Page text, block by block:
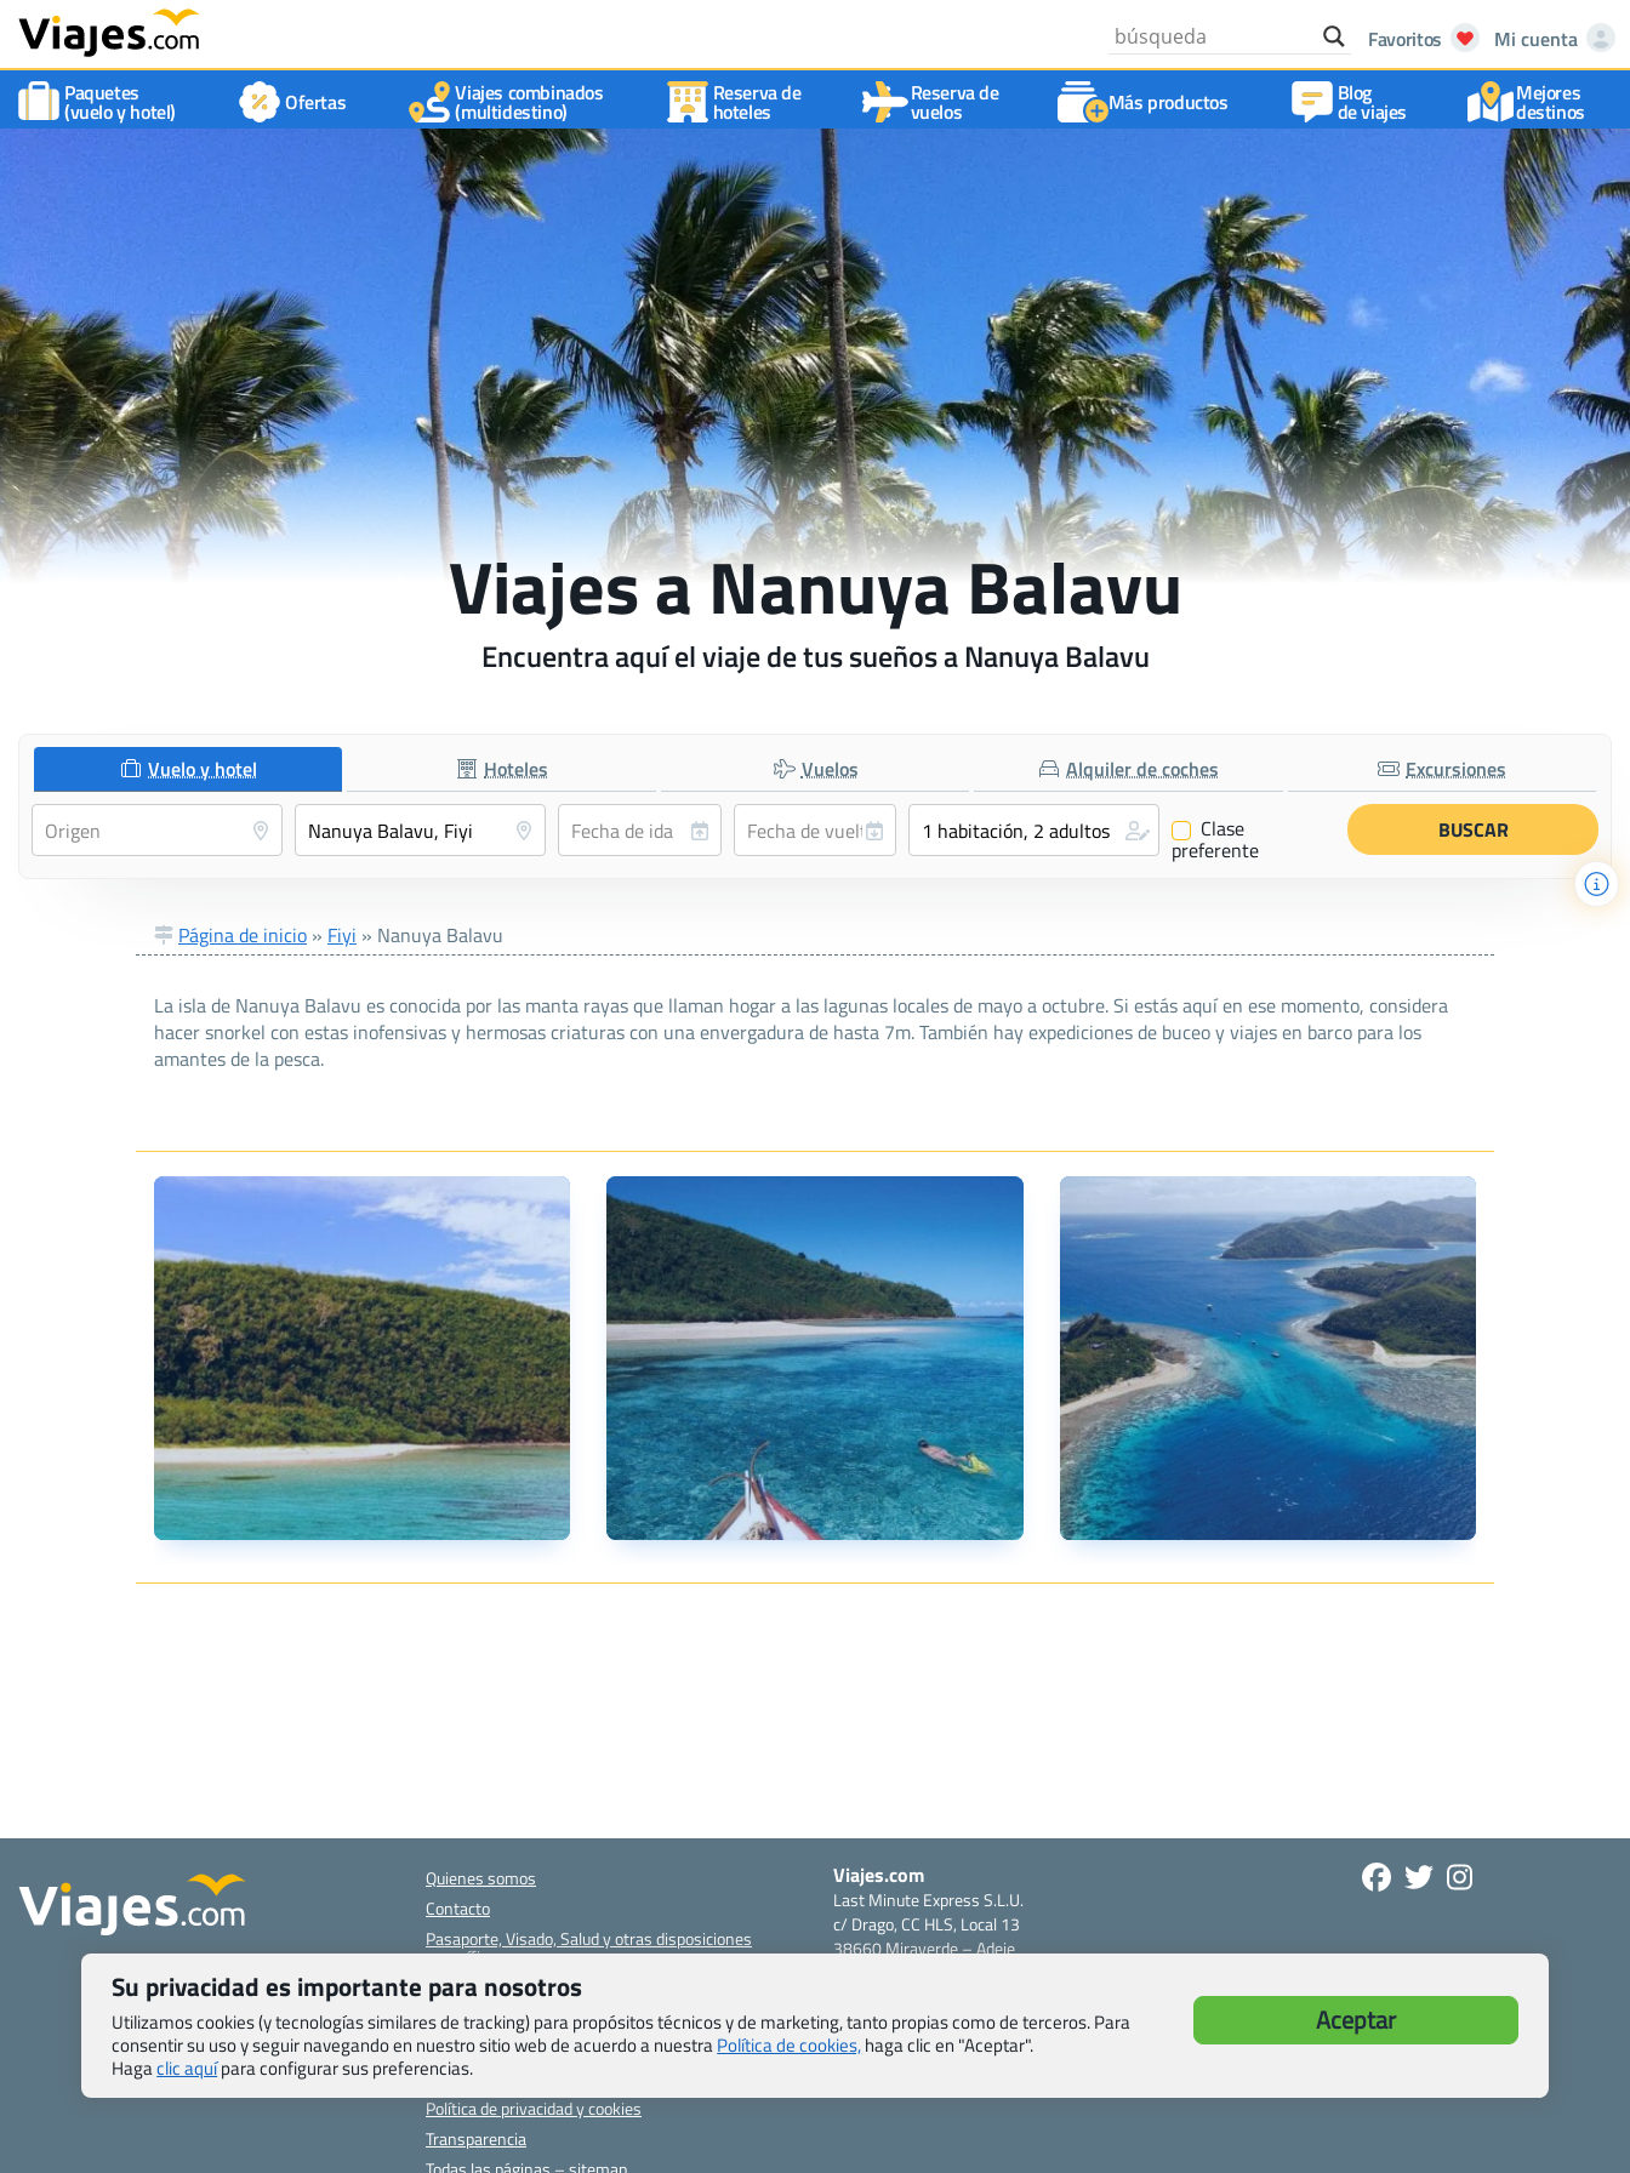
Favoritos
Mi cuenta
Paquetes
(vuelo y hotel) Ofertas Viajes combinados
(multidestino)
Reserva de
hoteles
Reserva de
vuelos Más productos Blog
de viajes
Mejores
destinos
Viajes a Nanuya Balavu
Encuentra aquí el viaje de tus sueños a Nanuya Balavu
Vuelo y hotel Hoteles Vuelos Alquiler de coches Excursiones
✔ Clase
preferente
Página de inicio » Fiyi » Nanuya Balavu
La isla de Nanuya Balavu es conocida por las manta rayas que llaman hogar a las lagunas locales de mayo a octubre. Si estás aquí en ese momento, considera
hacer snorkel con estas inofensivas y hermosas criaturas con una envergadura de hasta 7m. También hay expediciones de buceo y viajes en barco para los
amantes de la pesca.
Quienes somos
Contacto
Pasaporte, Visado, Salud y otras disposiciones
específicas
Blog de Viajes.com
Registro de agencias
Preguntas frecuentes
Condiciones generales
Política de privacidad y cookies
Transparencia
Viajes.com
Last Minute Express S.L.U.
c/ Drago, CC HLS, Local 13
38660 Miraverde – Adeje
Tfno: +34 922-97-17-27
Su privacidad es importante para nosotros
Utilizamos cookies (y tecnologías similares de tracking) para propósitos técnicos y de marketing, tanto propias como de terceros. Para
consentir su uso y seguir navegando en nuestro sitio web de acuerdo a nuestraPolítica de cookies,haga clic en "Aceptar".
Hagaclic aquípara configurar sus preferencias.
Aceptar